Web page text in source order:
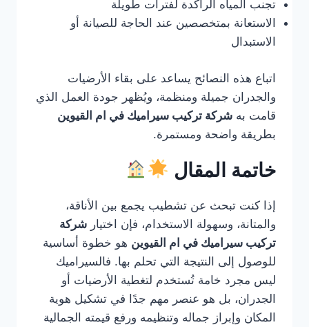
تجنب المياه الراكدة لفترات طويلة
الاستعانة بمتخصصين عند الحاجة للصيانة أو
الاستبدال
اتباع هذه النصائح يساعد على بقاء الأرضيات
والجدران جميلة ومنظمة، ويُظهر جودة العمل الذي
قامت به شركة تركيب سيراميك في ام القيوين
بطريقة واضحة ومستمرة.
خاتمة المقال
إذا كنت تبحث عن تشطيب يجمع بين الأناقة،
والمتانة، وسهولة الاستخدام، فإن اختيار شركة
تركيب سيراميك في ام القيوين هو خطوة أساسية
للوصول إلى النتيجة التي تحلم بها. فالسيراميك
ليس مجرد خامة تُستخدم لتغطية الأرضيات أو
الجدران، بل هو عنصر مهم جدًا في تشكيل هوية
المكان وإبراز جماله وتنظيمه ورفع قيمته الجمالية